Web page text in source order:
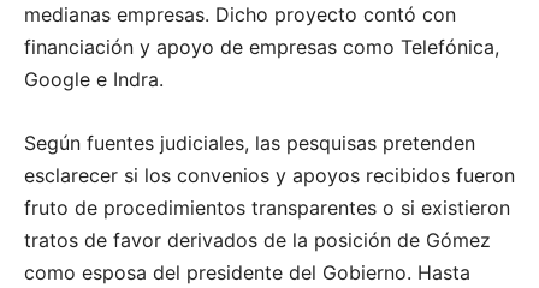
medianas empresas. Dicho proyecto contó con
financiación y apoyo de empresas como Telefónica,
Google e Indra.
Según fuentes judiciales, las pesquisas pretenden
esclarecer si los convenios y apoyos recibidos fueron
fruto de procedimientos transparentes o si existieron
tratos de favor derivados de la posición de Gómez
como esposa del presidente del Gobierno. Hasta